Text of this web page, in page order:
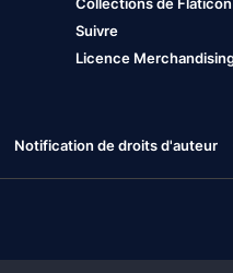
Suivre
Licence
Notification de droits d'auteur